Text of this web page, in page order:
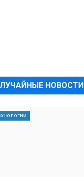
НОВОСТИ